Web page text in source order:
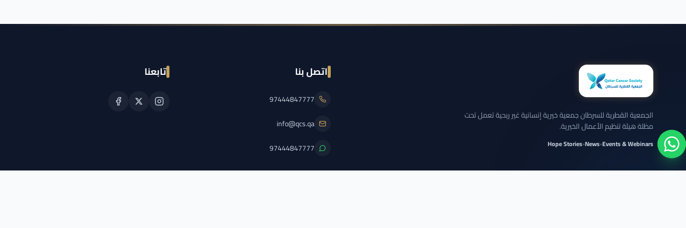
الجمعية القطرية للسرطان جمعية خيرية إنسانية غير ربحية تعمل تحت
مظلة هيئة تنظيم الأعمال الخيرية.
Events & Webinars
•
News
•
Hope Stories
اتصل بنا
97444847777
info@qcs.qa
97444847777
تابعنا